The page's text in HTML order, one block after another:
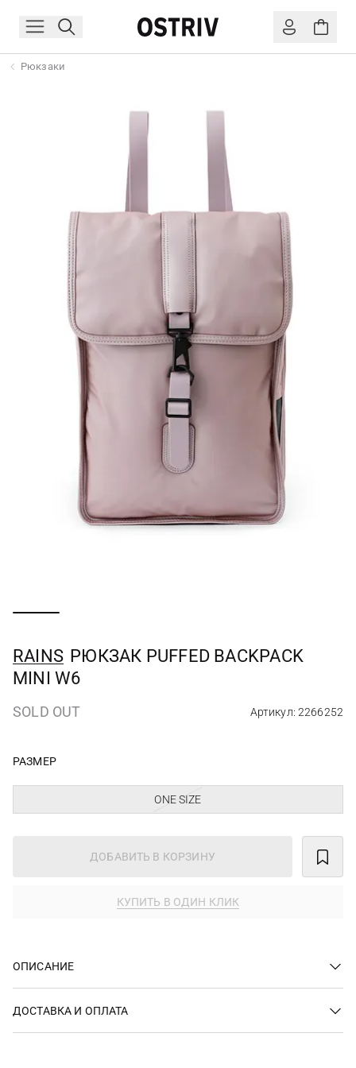
Рюкзаки
RAINS РЮКЗАК PUFFED BACKPACK
MINI W6
SOLD OUT Артикул: 2266252
РАЗМЕР
ONE SIZE
ДОБАВИТЬ В КОРЗИНУ
КУПИТЬ В ОДИН КЛИК
ОПИСАНИЕ
ДОСТАВКА И ОПЛАТА